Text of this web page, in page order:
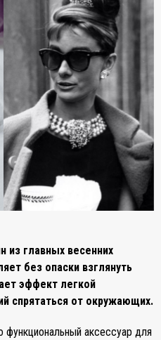
главных весенних
без опаски взглянуть
эффект легкой
спрятаться от окружающих.
аксессуар для